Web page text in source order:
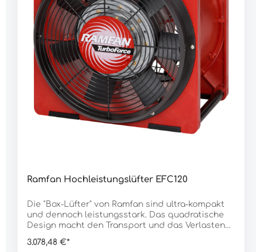
Ramfan Hochleistungslüfter EFC120
Die "Box-Lüfter" von Ramfan sind ultra-kompakt
und dennoch leistungsstark. Das quadratische
Design macht den Transport und das Verlasten
auf beiden Seiten angeschlossen werden, der
3.078,48 €*